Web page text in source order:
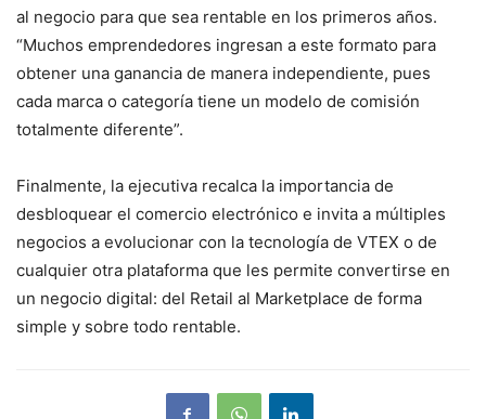
al negocio para que sea rentable en los primeros años.
“Muchos emprendedores ingresan a este formato para
obtener una ganancia de manera independiente, pues
cada marca o categoría tiene un modelo de comisión
totalmente diferente”.
Finalmente, la ejecutiva recalca la importancia de
desbloquear el comercio electrónico e invita a múltiples
negocios a evolucionar con la tecnología de VTEX o de
cualquier otra plataforma que les permite convertirse en
un negocio digital: del Retail al Marketplace de forma
simple y sobre todo rentable.